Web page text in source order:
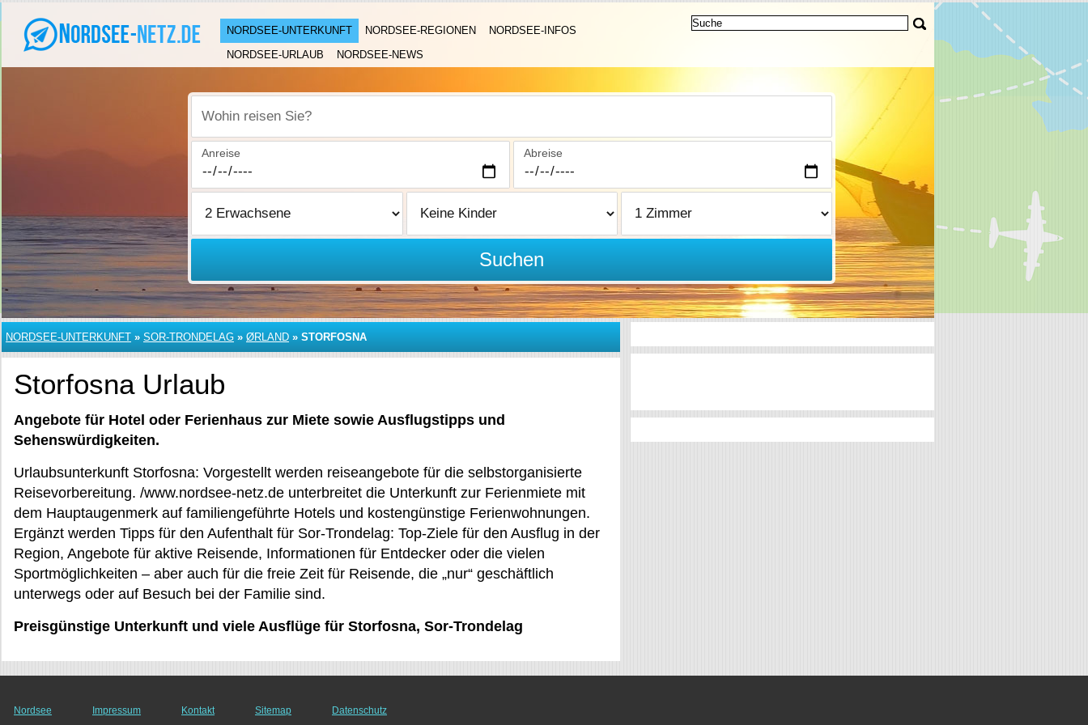
NORDSEE-UNTERKUNFT NORDSEE-REGIONEN
NORDSEE-INFOS
NORDSEE-URLAUB
NORDSEE-NEWS
Wohin reisen Sie?
Anreise Abreise
Suchen
NORDSEE-UNTERKUNFT » SOR-TRONDELAG » ØRLAND » STORFOSNA
Storfosna Urlaub
Angebote für Hotel oder Ferienhaus zur Miete sowie Ausflugstipps und
Sehenswürdigkeiten.
Urlaubsunterkunft Storfosna: Vorgestellt werden reiseangebote für die selbstorganisierte
Reisevorbereitung. /www.nordsee-netz.de unterbreitet die Unterkunft zur Ferienmiete mit
dem Hauptaugenmerk auf familiengeführte Hotels und kostengünstige Ferienwohnungen.
Ergänzt werden Tipps für den Aufenthalt für Sor-Trondelag: Top-Ziele für den Ausflug in der
Region, Angebote für aktive Reisende, Informationen für Entdecker oder die vielen
Sportmöglichkeiten – aber auch für die freie Zeit für Reisende, die „nur“ geschäftlich
unterwegs oder auf Besuch bei der Familie sind.
Preisgünstige Unterkunft und viele Ausflüge für Storfosna, Sor-Trondelag
Nordsee Impressum Kontakt Sitemap Datenschutz